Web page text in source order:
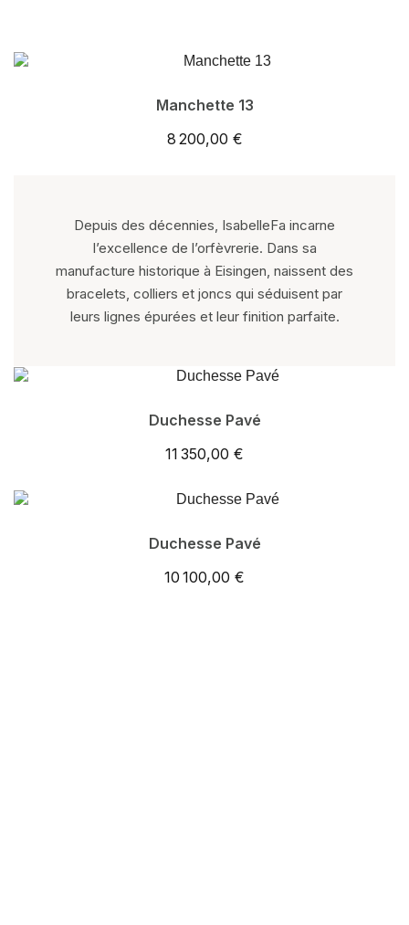
Manchette 13
8 200,00 €
Depuis des décennies, IsabelleFa incarne
l’excellence de l’orfèvrerie. Dans sa
manufacture historique à Eisingen, naissent des
bracelets, colliers et joncs qui séduisent par
leurs lignes épurées et leur finition parfaite.
Duchesse Pavé
11 350,00 €
Duchesse Pavé
10 100,00 €